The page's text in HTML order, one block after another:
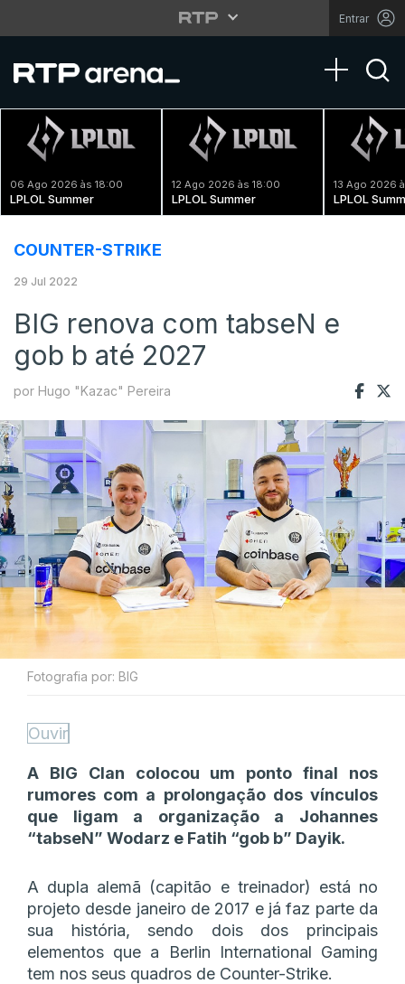
Entrar
Toggle
06 Ago 2026 às 18:00
LPLOL Summer
12 Ago 2026 às 18:00
LPLOL Summer
13 Ago 2026
LPLOL
COUNTER-STRIKE
29 Jul 2022
BIG renova com tabseN e
gob b até 2027
por Hugo "Kazac" Pereira
Fotografia por: BIG
Ouvir
A BIG Clan colocou um ponto final nos
rumores com a prolongação dos vínculos
que ligam a organização a Johannes
“⁠tabseN⁠” Wodarz e Fatih “gob b” Dayik.
A dupla alemã (capitão e treinador) está no
projeto desde janeiro de 2017 e já faz parte da
sua história, sendo dois dos principais
elementos que a Berlin International Gaming
tem nos seus quadros de Counter-Strike.